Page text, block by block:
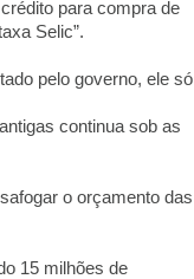
para compra de
Selic”.
pelo governo, ele só
continua sob as
o orçamento das
15 milhões de